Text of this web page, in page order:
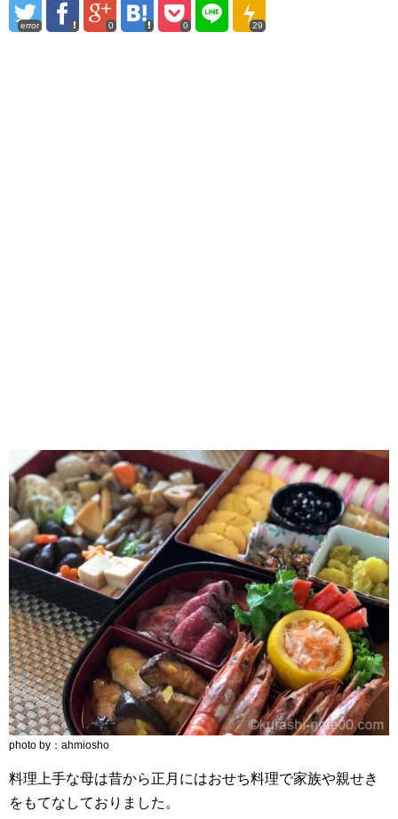
error 0 0 29
photo by：ahmiosho
料理上手な母は昔から正月にはおせち料理で家族や親せき
をもてなしておりました。